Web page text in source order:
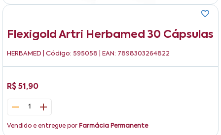
Flexigold Artri Herbamed 30 Cápsulas
HERBAMED | Código: 595058 | EAN: 7898303264822
R$ 51,90
1
Vendido e entregue por Farmácia Permanente